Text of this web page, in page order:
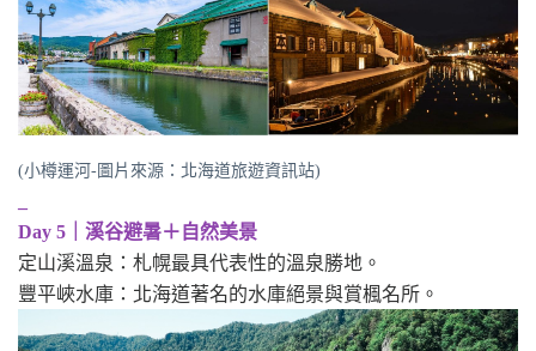
(小樽運河-圖片來源：北海道旅遊資訊站)
Day 5｜溪谷避暑＋自然美景
定山溪溫泉：札幌最具代表性的溫泉勝地。
豐平峽水庫：北海道著名的水庫絕景與賞楓名所。